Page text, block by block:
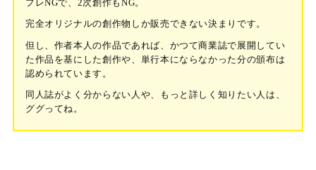
プレNGで、2次創作もNG。
完全オリジナルの創作物しか販売できない決まりです。
但し、作者本人の作品であれば、かつて商業誌で展開してい
た作品を基にした創作や、単行本にならなかった分の頒布は
認められています。
同人誌がよく分からない人や、もっと詳しく知りたい人は、
ググってね。